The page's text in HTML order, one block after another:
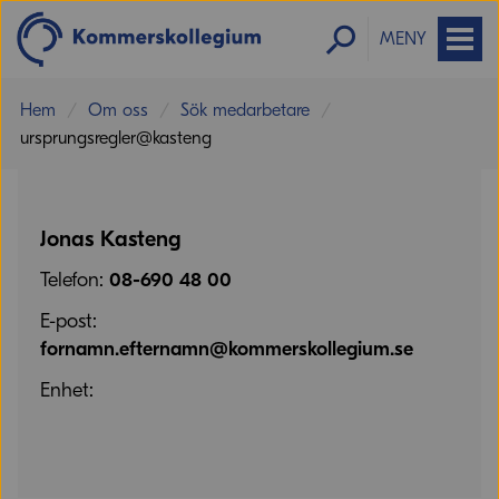
MENY
Hem Om oss
Sök medarbetare
ursprungsregler@kasteng
Jonas Kasteng
Telefon: 08-690 48 00
E-post:
fornamn.efternamn@kommerskollegium.se
Enhet: